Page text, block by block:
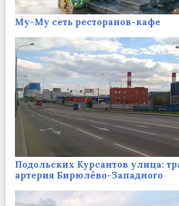
Му-Му сеть ресторанов-кафе
Подольских Курсантов улица:
артерия Бирюлёво-Западного